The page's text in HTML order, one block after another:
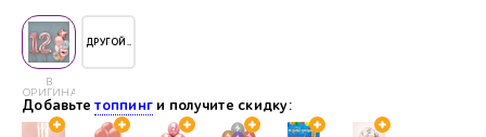
В
ОРИГИНАЛЕ
ДРУГОЙ..
Добавьтетоппинг и получите скидку: